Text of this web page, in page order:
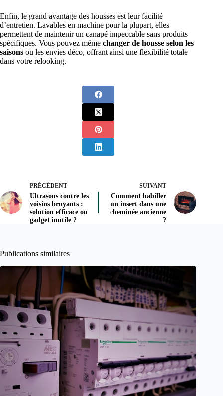
Enfin, le grand avantage des housses est leur facilité
d’entretien. Lavables en machine pour la plupart, elles
permettent de maintenir un canapé impeccable sans produits
spécifiques. Vous pouvez même changer de housse selon les
saisons ou les envies déco, offrant ainsi une flexibilité totale
dans votre relooking.
PRÉCÉDENT
Ultrasons contre les
voisins bruyants :
solution efficace ou
gadget inutile ?
SUIVANT
Comment habiller
un insert dans une
cheminée ancienne
?
Publications similaires